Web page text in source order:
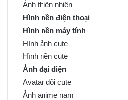
Ảnh thiên nhiên
Hình nền điện thoại
Hình nền máy tính
Hình ảnh cute
Hình nền cute
Ảnh đại diện
Avatar đôi cute
Ảnh anime nam